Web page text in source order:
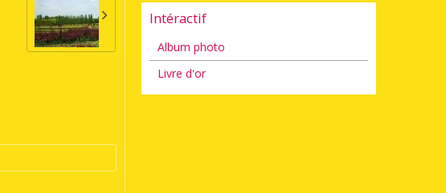
Intéractif
Album photo
Livre d'or